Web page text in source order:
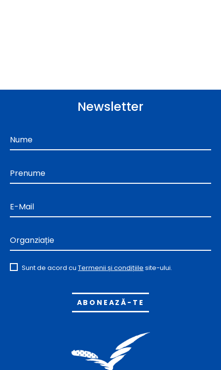
Newsletter
Nume
Prenume
E-Mail
Organziație
Sunt de acord cu Termenii și condițiile site-ului.